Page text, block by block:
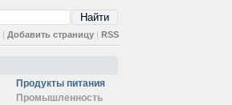
| Добавить страницу | RSS
Продукты питания
Промышленность